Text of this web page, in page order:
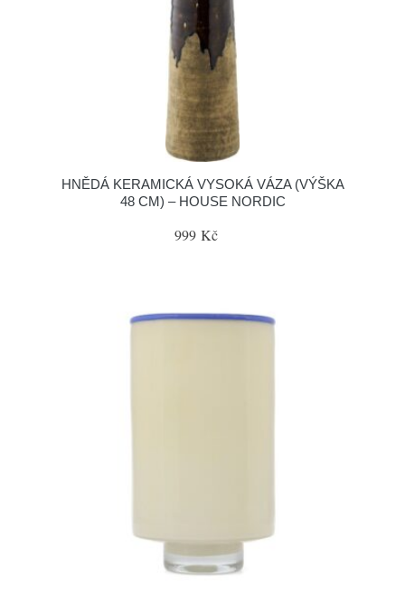
HNĚDÁ KERAMICKÁ VYSOKÁ VÁZA (VÝŠKA
48 CM) – HOUSE NORDIC
999 Kč